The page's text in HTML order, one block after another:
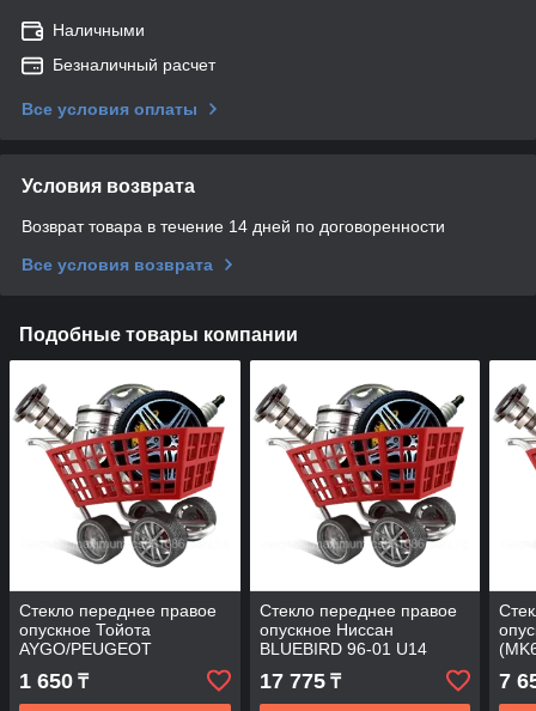
Наличными
Безналичный расчет
Все условия оплаты
Условия возврата
Возврат товара в течение 14 дней по договоренности
Все условия возврата
Подобные товары компании
Стекло переднее правое
опускное Тойота
AYGO/PEUGEOT
107/CITROEN C1 05- 3D
8363RGSH3FD FD/RH
1 650 ₸
Стекло переднее правое
опускное Ниссан
BLUEBIRD 96-01 U14
17 775₸ 7